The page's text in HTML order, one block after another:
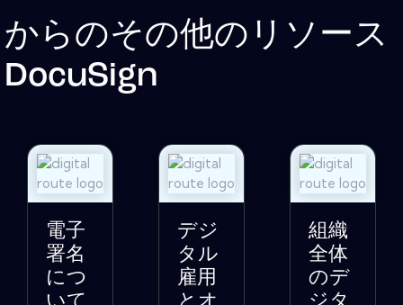
からのその他のリソース
DocuSign
電子
署名
につ
デジ
タル
雇用
組織
全体
のデ